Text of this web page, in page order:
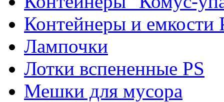
Контейнеры и емкости
Лампочки
Лотки вспененные PS
Мешки для мусора